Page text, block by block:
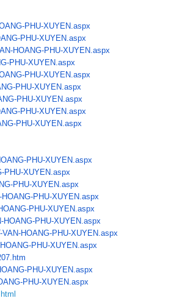
PHU-XUYEN.aspx
PHU-XUYEN.aspx
HOANG-PHU-XUYEN.aspx
PHU-XUYEN.aspx
PHU-XUYEN.aspx
PHU-XUYEN.aspx
PHU-XUYEN.aspx
PHU-XUYEN.aspx
PHU-XUYEN.aspx
PHU-XUYEN.aspx
PHU-XUYEN.aspx
PHU-XUYEN.aspx
HOANG-PHU-XUYEN.aspx
PHU-XUYEN.aspx
HOANG-PHU-XUYEN. aspx
VAN-HOANG-PHU-XUYEN.aspx
PHU-XUYEN. aspx
PHU-XUYEN.aspx
PHU-XUYEN.aspx